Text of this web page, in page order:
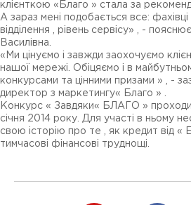
клієнткою «Благо » стала за
А зараз мені подобається все:
відділення , рівень сервісу» , -
Василівна.
«Ми цінуємо і завжди заохочуємо
нашої мережі. Обіцяємо і в
конкурсами та цінними призами » , -
директор з маркетингу« Благо » .
Конкурс « Завдяки« БЛАГО »
січня 2014 року. Для участі в ньому
свою історію про те , як кредит від «
тимчасові фінансові труднощі.